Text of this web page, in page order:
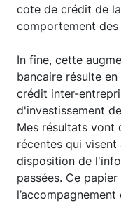
cote de crédit de
comportement des
In fine, cette
bancaire résulte
crédit inter-
d'investissement
Mes résultats vont
récentes qui
disposition de
passées. Ce